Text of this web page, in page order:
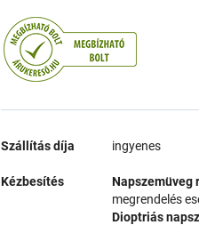
Szállítás díja ingyenes
Kézbesítés Napszemüveg
megrendelés
Dioptriás